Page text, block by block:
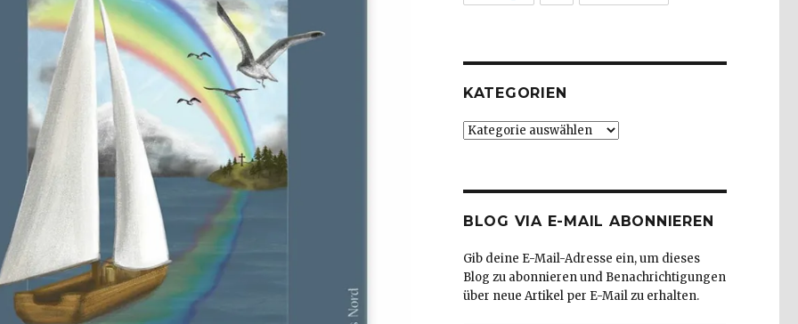
KATEGORIEN
Kategorien
BLOG VIA E-MAIL ABONNIEREN
Gib deine E-Mail-Adresse ein, um dieses
Blog zu abonnieren und Benachrichtigungen
über neue Artikel per E-Mail zu erhalten.